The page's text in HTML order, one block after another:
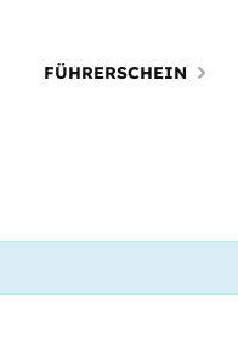
FÜHRERSCHEIN